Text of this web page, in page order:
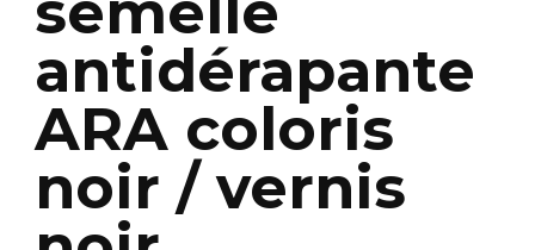
antidérapante
ARA coloris
noir / vernis